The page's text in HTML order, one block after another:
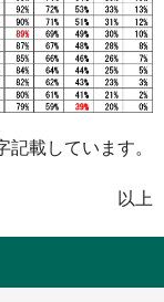
載しています。
以上